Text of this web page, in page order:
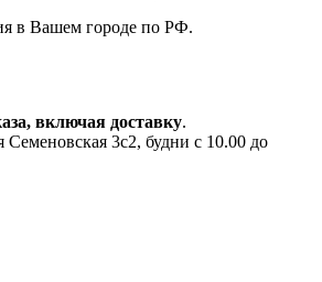
в Вашем городе по РФ.
включая доставку.
3с2, будни с 10.00 до